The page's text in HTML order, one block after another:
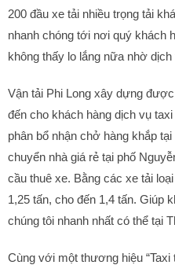
200 đầu xe tải nhiều trọng tải
nhanh chóng tới nơi quý khách
không thấy lo lắng nữa nhờ
Vận tải Phi Long xây dựng
đến cho khách hàng dịch vụ
phân bổ nhận chở hàng khắp
chuyển nhà giá rẻ tại phố
cầu thuê xe. Bằng các xe tải
1,25 tấn, cho đến 1,4 tấn. Giúp
chúng tôi nhanh nhất có thể tại
Cùng với một thương hiệu “Taxi